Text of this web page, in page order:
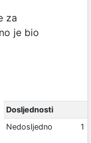
za
je bio
Dosljednosti
Nedosljedno
1